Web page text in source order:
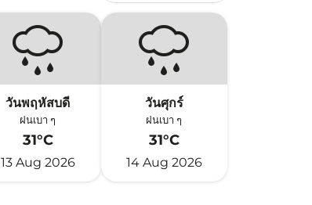
วันพฤหัสบดี
ฝนเบา ๆ
31°C
13 Aug 2026
วันศุกร์
ฝนเบา ๆ
31°C
14 Aug 2026